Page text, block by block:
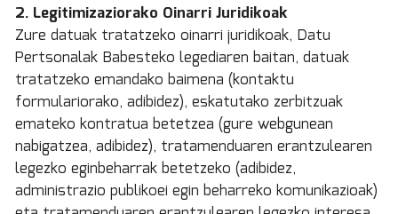
2. Legitimizaziorako Oinarri Juridikoak
Zure datuak tratatzeko oinarri juridikoak, Datu
Pertsonalak Babesteko legediaren baitan, datuak
tratatzeko emandako baimena (kontaktu
formulariorako, adibidez), eskatutako zerbitzuak
emateko kontratua betetzea (gure webgunean
nabigatzea, adibidez), tratamenduaren erantzulearen
legezko eginbeharrak betetzeko (adibidez,
administrazio publikoei egin beharreko komunikazioak)